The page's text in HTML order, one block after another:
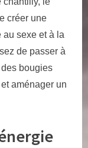
créer une
au sexe et à la
de passer à
des bougies
aménager un